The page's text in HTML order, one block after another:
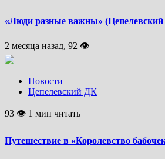
«Люди разные важны»
2 месяца назад, 92 👁
Новости
Цепелевский ДК
93 👁 1 мин читать
Путешествие в «Королевство